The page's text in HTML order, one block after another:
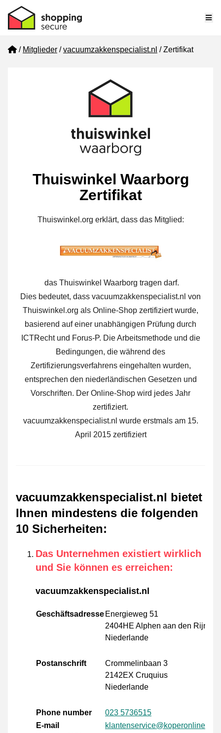
Home
Mitglieder vacuumzakkenspecialist.nl Zertifikat
Thuiswinkel Waarborg
Zertifikat
Thuiswinkel.org erklärt, dass das Mitglied:
das Thuiswinkel Waarborg tragen darf.
Dies bedeutet, dass vacuumzakkenspecialist.nl von
Thuiswinkel.org als Online-Shop zertifiziert wurde,
basierend auf einer unabhängigen Prüfung durch
ICTRecht und Forus-P. Die Arbeitsmethode und die
Bedingungen, die während des
Zertifizierungsverfahrens eingehalten wurden,
entsprechen den niederländischen Gesetzen und
Vorschriften. Der Online-Shop wird jedes Jahr
zertifiziert.
vacuumzakkenspecialist.nl wurde erstmals am 15.
April 2015 zertifiziert
vacuumzakkenspecialist.nl bietet
Ihnen mindestens die folgenden
10 Sicherheiten:
Das Unternehmen existiert wirklich
und Sie können es erreichen:
vacuumzakkenspecialist.nl
Geschäftsadresse Energieweg 51
2404HE Alphen aan den Rijn
Niederlande
Postanschrift
Crommelinbaan 3
2142EX Cruquius
Niederlande
Phone number
023 5736515
E-mail
klantenservice@koperonline.nl